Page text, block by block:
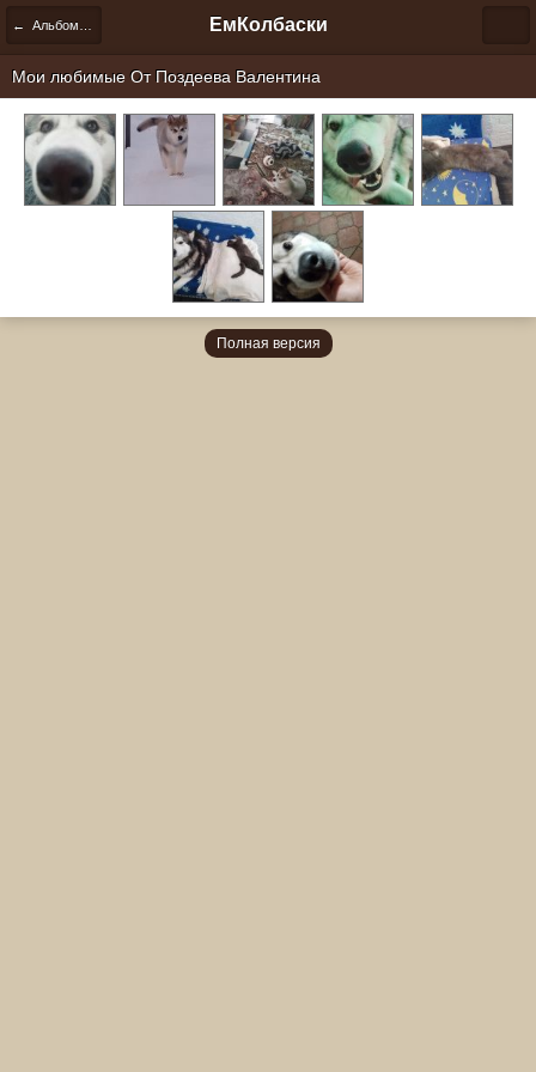
← Альбомы пользователей ЕмКолбаски
Мои любимые От Поздеева Валентина
Полная версия